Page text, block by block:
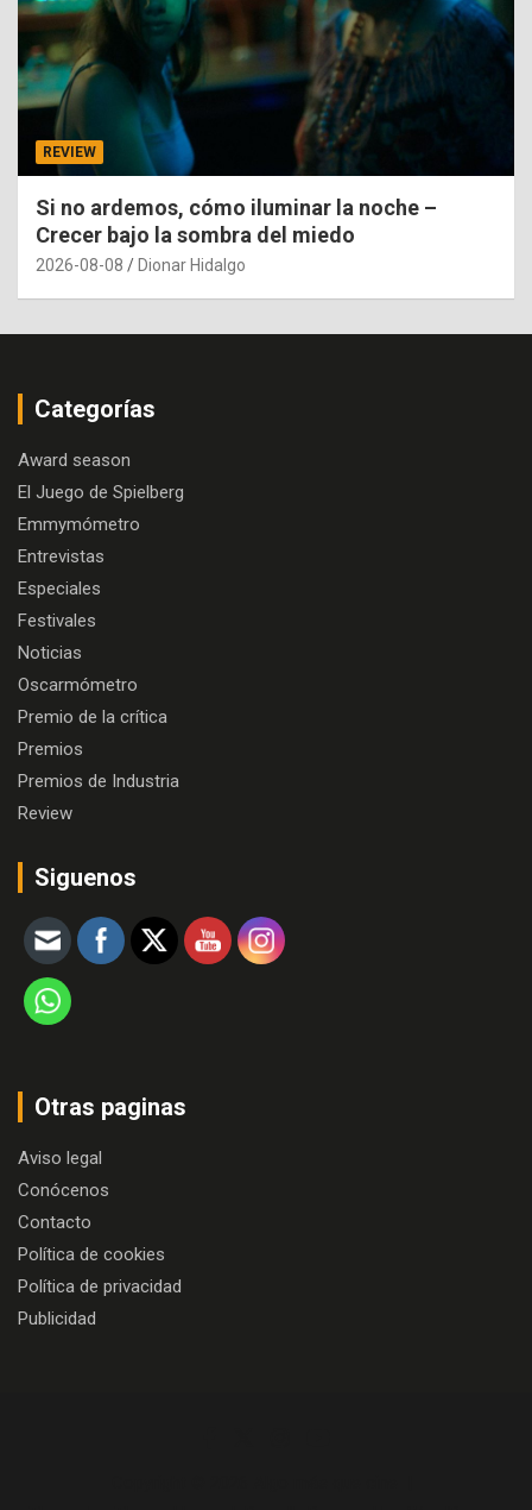
REVIEW
Si no ardemos, cómo iluminar la noche –
Crecer bajo la sombra del miedo
2026-08-08 Dionar Hidalgo
Categorías
Award season
El Juego de Spielberg
Emmymómetro
Entrevistas
Especiales
Festivales
Noticias
Oscarmómetro
Premio de la crítica
Premios
Premios de Industria
Review
Siguenos
Otras paginas
Aviso legal
Conócenos
Contacto
Política de cookies
Política de privacidad
Publicidad